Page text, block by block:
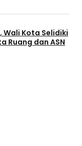
Wali Kota Selidiki
Ruang dan ASN